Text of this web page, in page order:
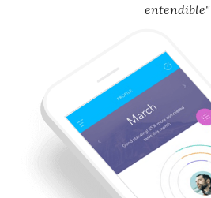
entendible"